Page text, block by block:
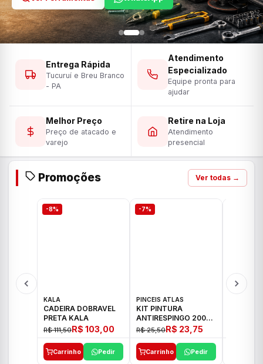
Entrega Rápida
Tucuruí e Breu Branco
- PA
Atendimento
Especializado
Equipe pronta para
ajudar
Melhor Preço
Preço de atacado e
varejo
Retire na Loja
Atendimento
presencial
Promoções Ver todas →
-8%
KALA
CADEIRA DOBRAVEL
PRETA KALA
R$ 111,50R$ 103,00
Carrinho Pedir
-7%
PINCEIS ATLAS
KIT PINTURA
ANTIRESPINGO 2003
ATLAS 03 PCS
R$ 25,50R$ 23,75
Carrinho Pedir